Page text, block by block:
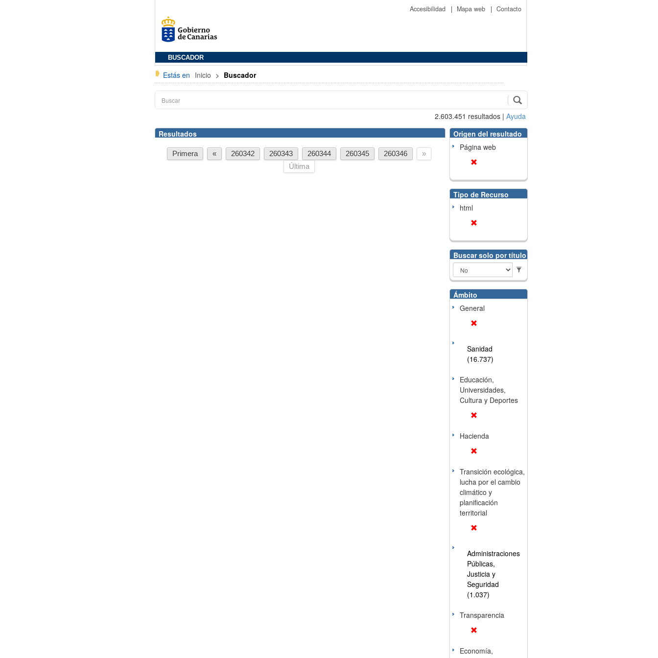
Accesibilidad | Mapa web | Contacto
BUSCADOR
Estás en Inicio > Buscador
2.603.451 resultados | Ayuda
Resultados
Primera « 260342 260343 260344 260345 260346
»
Última
Origen del resultado
Página web
Tipo de Recurso
html
Buscar solo por título
Ámbito
General
Sanidad
(16.737)
Educación,
Universidades,
Cultura y Deportes
Hacienda
Transición ecológica,
lucha por el cambio
climático y
planificación
territorial
Administraciones
Públicas,
Justicia y
Seguridad
(1.037)
Transparencia
Economía,